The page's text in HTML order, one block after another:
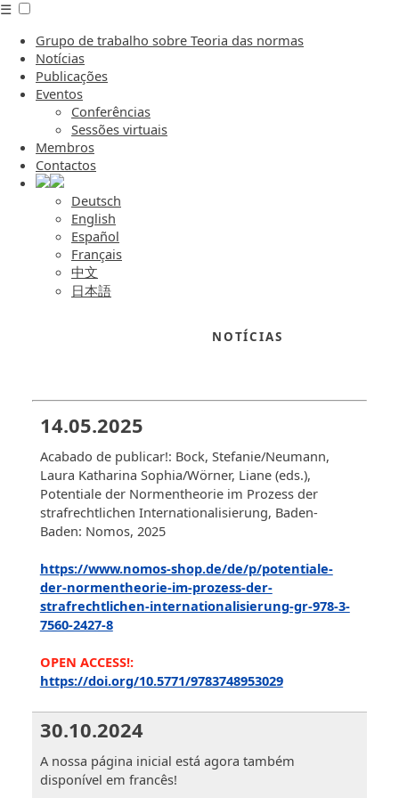
☰
Grupo de trabalho sobre Teoria das normas
Notícias
Publicações
Eventos
Conferências
Sessões virtuais
Membros
Contactos
Deutsch
English
Español
Français
中文
日本語
NOTÍCIAS
14.05.2025
Acabado de publicar!: Bock, Stefanie/Neumann,
Laura Katharina Sophia/Wörner, Liane (eds.),
Potentiale der Normentheorie im Prozess der
strafrechtlichen Internationalisierung, Baden-
Baden: Nomos, 2025
https://www.nomos-shop.de/de/p/potentiale-
der-normentheorie-im-prozess-der-
strafrechtlichen-internationalisierung-gr-978-3-
7560-2427-8
OPEN ACCESS!:
https://doi.org/10.5771/9783748953029
30.10.2024
A nossa página inicial está agora também
disponível em francês!